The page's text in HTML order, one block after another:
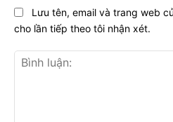
Lưu tên, email và trang web
cho lần tiếp theo tôi nhận xét.